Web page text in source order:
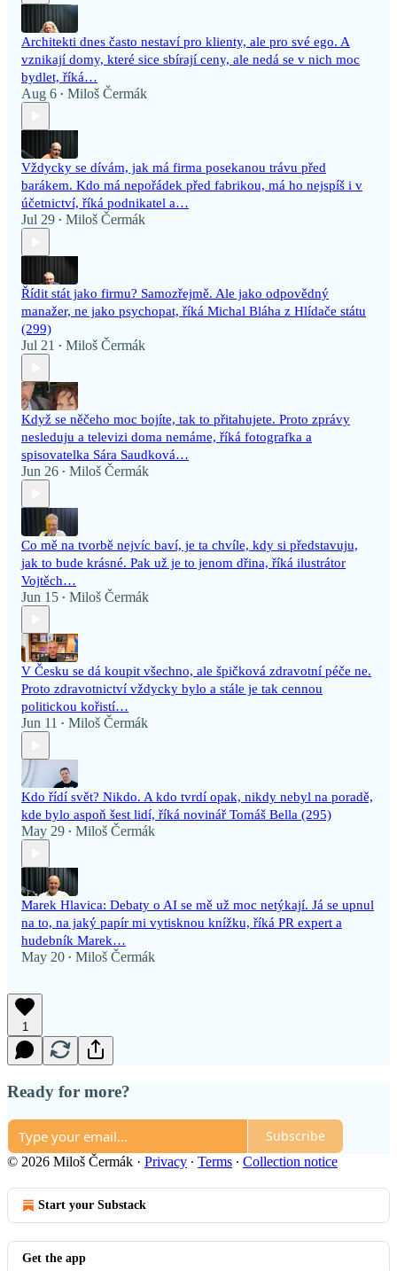
Architekti dnes často nestaví pro klienty, ale pro své ego. A
vznikají domy, které sice sbírají ceny, ale nedá se v nich moc
bydlet, říká…
Aug 6 • Miloš Čermák
Vždycky se dívám, jak má firma posekanou trávu před
barákem. Kdo má nepořádek před fabrikou, má ho nejspíš i v
účetnictví, říká podnikatel a…
Jul 29 • Miloš Čermák
Řídit stát jako firmu? Samozřejmě. Ale jako odpovědný
manažer, ne jako psychopat, říká Michal Bláha z Hlídače státu
(299)
Jul 21 • Miloš Čermák
Když se něčeho moc bojíte, tak to přitahujete. Proto zprávy
nesleduju a televizi doma nemáme, říká fotografka a
spisovatelka Sára Saudková…
Jun 26 • Miloš Čermák
Co mě na tvorbě nejvíc baví, je ta chvíle, kdy si představuju,
jak to bude krásné. Pak už je to jenom dřina, říká ilustrátor
Vojtěch…
Jun 15 • Miloš Čermák
V Česku se dá koupit všechno, ale špičková zdravotní péče ne.
Proto zdravotnictví vždycky bylo a stále je tak cennou
politickou kořistí…
Jun 11 • Miloš Čermák
Kdo řídí svět? Nikdo. A kdo tvrdí opak, nikdy nebyl na poradě,
kde bylo aspoň šest lidí, říká novinář Tomáš Bella (295)
May 29 • Miloš Čermák
Marek Hlavica: Debaty o AI se mě už moc netýkají. Já se upnul
na to, na jaký papír mi vytisknou knížku, říká PR expert a
hudebník Marek…
May 20 • Miloš Čermák
1
Ready for more?
Subscribe
© 2026 Miloš Čermák · Privacy ∙ Terms ∙ Collection notice
Start your Substack
Get the app